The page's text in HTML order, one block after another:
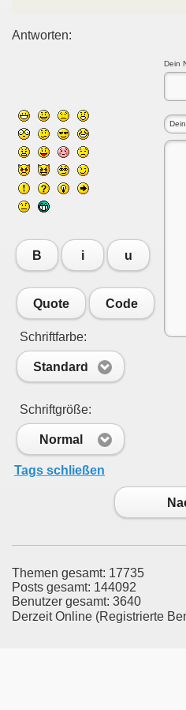
Antworten:
Dein
B i u
Quote Code
Schriftfarbe:
Standard
Schriftgröße:
Normal
Tags schließen
Themen gesamt: 17735
Posts gesamt: 144092
Benutzer gesamt: 3640
Derzeit Online (Registrierte